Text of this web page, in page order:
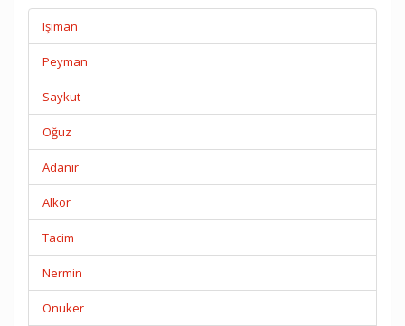
Işıman
Peyman
Saykut
Oğuz
Adanır
Alkor
Tacim
Nermin
Onuker